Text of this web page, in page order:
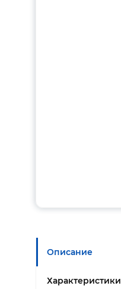
Описание
Характеристики